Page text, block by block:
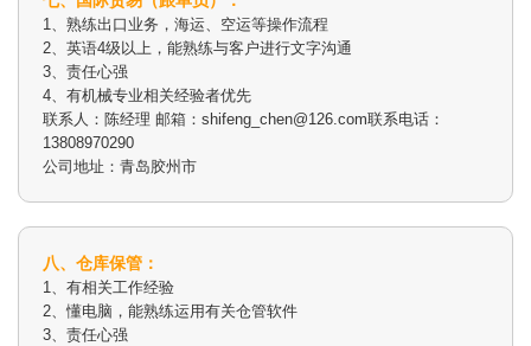
1、熟练出口业务，海运、空运等操作流程
2、英语4级以上，能熟练与客户进行文字沟通
3、责任心强
4、有机械专业相关经验者优先
联系人：陈经理 邮箱：shifeng_chen@126.com联系电话：
13808970290
公司地址：青岛胶州市
八、仓库保管：
1、有相关工作经验
2、懂电脑，能熟练运用有关仓管软件
3、责任心强